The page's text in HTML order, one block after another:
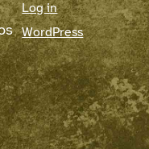
Log in
WordPress